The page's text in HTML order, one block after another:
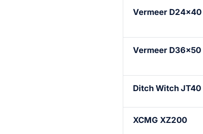
Vermeer D24×40
Vermeer D36×50
Ditch Witch JT40
XCMG XZ200